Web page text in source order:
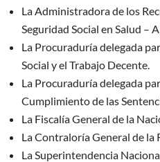
La Administradora de los
Seguridad Social en Salud –
La Procuraduría delegada
Social y el Trabajo Decente.
La Procuraduría delegada
Cumplimiento de las
La Fiscalía General de la
La Contraloría General de la
La Superintendencia